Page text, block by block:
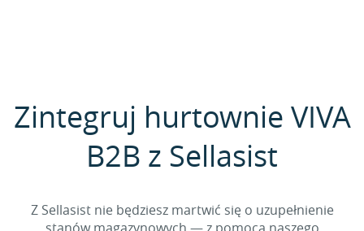
Zintegruj hurtownie VIVA
B2B z Sellasist
Z Sellasist nie będziesz martwić się o uzupełnienie